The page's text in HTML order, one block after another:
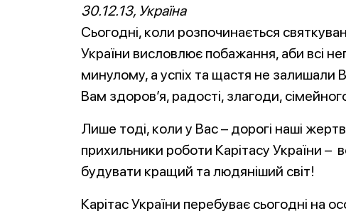
30.12.13, Україна
Сьогодні, коли розпочинається
України висловлює побажання, аби всі
минулому, а успіх та щастя не залишали
Вам здоров’я, радості, злагоди,
Лише тоді, коли у Вас – дорогі наші
прихильники роботи Карітасу України
будувати кращий та людяніший світ!
Карітас України перебуває сьогодні на